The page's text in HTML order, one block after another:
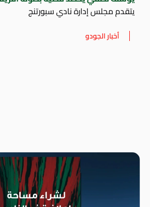
يتقدم مجلس إدارة نادي سبورتنج
أخبار الجودو